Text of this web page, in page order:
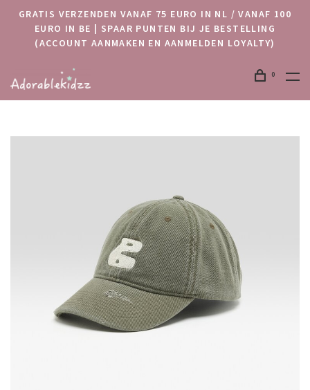
GRATIS VERZENDEN VANAF 75 EURO IN NL / VANAF 100
EURO IN BE | SPAAR PUNTEN BIJ JE BESTELLING
(ACCOUNT AANMAKEN EN AANMELDEN LOYALTY)
0